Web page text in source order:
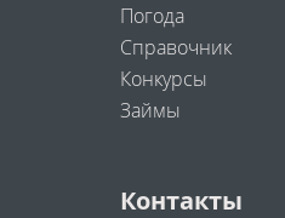
Погода
Справочник
Конкурсы
Займы
Контакты